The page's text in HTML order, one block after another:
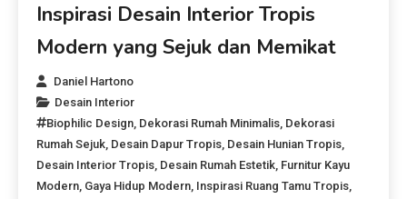
Inspirasi Desain Interior Tropis
Modern yang Sejuk dan Memikat
Daniel Hartono
Desain Interior
Biophilic Design, Dekorasi Rumah Minimalis, Dekorasi
Rumah Sejuk, Desain Dapur Tropis, Desain Hunian Tropis,
Desain Interior Tropis, Desain Rumah Estetik, Furnitur Kayu
Modern, Gaya Hidup Modern, Inspirasi Ruang Tamu Tropis,